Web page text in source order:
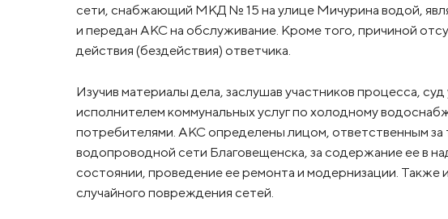
сети, снабжающий МКД № 15 на улице Мичурина водой,
и передан АКС на обслуживание. Кроме того, причиной
действия (бездействия) ответчика.
Изучив материалы дела, заслушав участников процесса,
исполнителем коммунальных услуг по холодному
потребителями. АКС определены лицом, ответственным за
водопроводной сети Благовещенска, за содержание ее в
состоянии, проведение ее ремонта и модернизации.
случайного повреждения сетей.